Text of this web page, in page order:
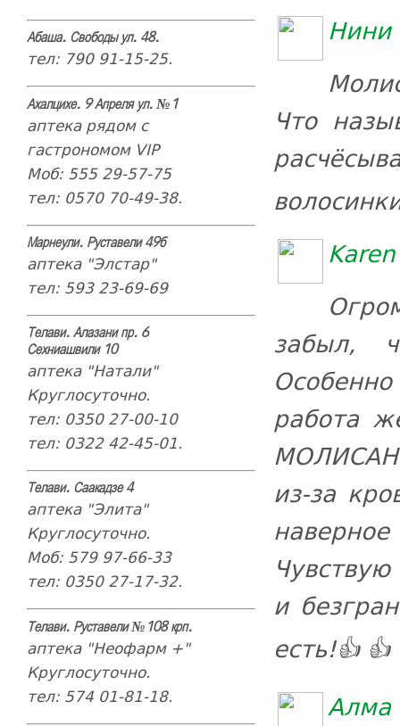
Абаша. Свободы ул. 48.
тел: 790 91-15-25.
Ахалцихе. 9 Апреля ул. №1
аптека рядом с
гастрономом VIP
Моб: 555 29-57-75
тел: 0570 70-49-38.
Марнеули. Руставели 49б
аптека "Элстар"
тел: 593 23-69-69
Телави. Алазани пр. 6
Сехниашвили 10
аптека "Натали"
Круглосуточно.
тел: 0350 27-00-10
тел: 0322 42-45-01.
Телави. Саакадзе 4
аптека "Элита"
Круглосуточно.
Моб: 579 97-66-33
тел: 0350 27-17-32.
Телави. Руставели №108 крп.
аптека "Неофарм +"
Круглосуточно.
тел: 574 01-81-18.
Нини
Что
забыл,
работа
МОЛИСАН
из-за
и
есть!👍 👍
Алма